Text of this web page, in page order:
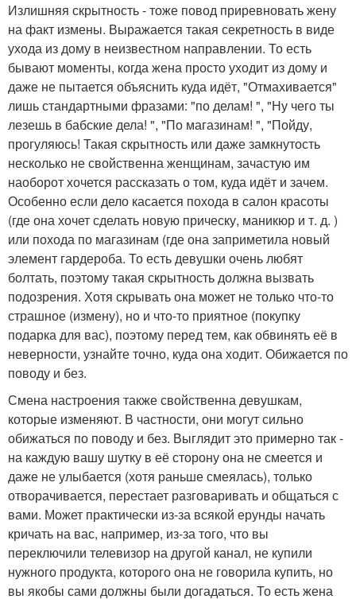
Излишняя скрытность - тоже повод приревновать жену
на факт измены. Выражается такая секретность в виде
ухода из дому в неизвестном направлении. То есть
бывают моменты, когда жена просто уходит из дому и
даже не пытается объяснить куда идёт, "Отмахивается"
лишь стандартными фразами: "по делам! ", "Ну чего ты
лезешь в бабские дела! ", "По магазинам! ", "Пойду,
прогуляюсь! Такая скрытность или даже замкнутость
несколько не свойственна женщинам, зачастую им
наоборот хочется рассказать о том, куда идёт и зачем.
Особенно если дело касается похода в салон красоты
(где она хочет сделать новую прическу, маникюр и т. д. )
или похода по магазинам (где она заприметила новый
элемент гардероба. То есть девушки очень любят
болтать, поэтому такая скрытность должна вызвать
подозрения. Хотя скрывать она может не только что-то
страшное (измену), но и что-то приятное (покупку
подарка для вас), поэтому перед тем, как обвинять её в
неверности, узнайте точно, куда она ходит. Обижается по
поводу и без.
Смена настроения также свойственна девушкам,
которые изменяют. В частности, они могут сильно
обижаться по поводу и без. Выглядит это примерно так -
на каждую вашу шутку в её сторону она не смеется и
даже не улыбается (хотя раньше смеялась), только
отворачивается, перестает разговаривать и общаться с
вами. Может практически из-за всякой ерунды начать
кричать на вас, например, из-за того, что вы
переключили телевизор на другой канал, не купили
нужного продукта, которого она не говорила купить, но
вы якобы сами должны были догадаться. То есть жена